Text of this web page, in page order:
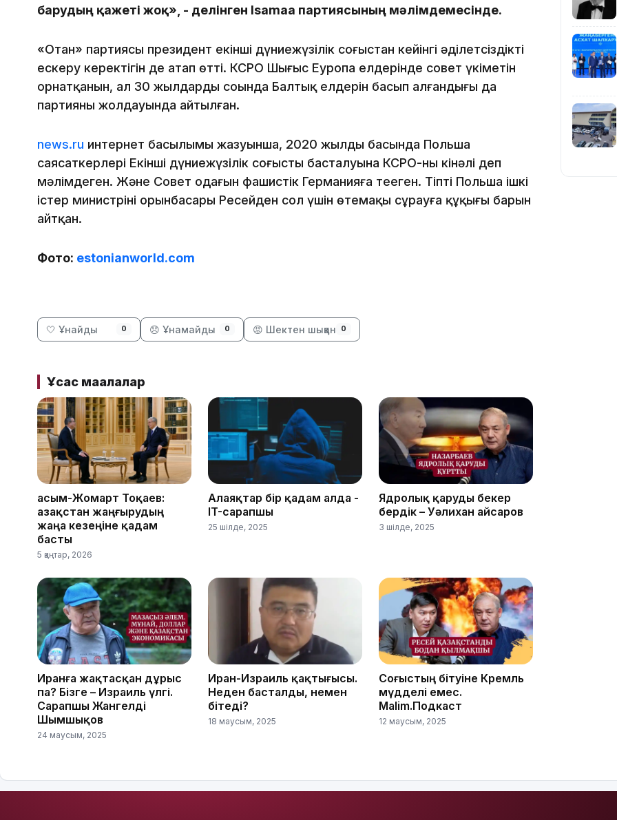
барудың қажеті жоқ», - делінген Isamaa партиясының мәлімдемесінде.
«Отан» партиясы президент екінші дүниежүзілік соғыстан кейінгі әділетсіздікті
ескеру керектігін де атап өтті. КСРО Шығыс Еуропа елдерінде совет үкіметін
орнатқанын, ал 30 жылдардың соңында Балтық елдерін басып алғандығы да
партияның жолдауында айтылған.
news.ru интернет басылымы жазуынша, 2020 жылдың басында Польша
саясаткерлері Екінші дүниежүзілік соғыстың басталуына КСРО-ны кінәлі деп
мәлімдеген. Және Совет одағын фашистік Германияға теңеген. Тіпті Польша ішкі
істер министрінің орынбасары Ресейден сол үшін өтемақы сұрауға құқығы барын
айтқан.
Фото: estonianworld.com
🤍 Ұнайды 0 😞 Ұнамайды 0 😡 Шектен шыққан 0
Ұқсас мақалалар
Қасым-Жомарт Тоқаев:
Қазақстан жаңғырудың
жаңа кезеңіне қадам
басты
5 қаңтар, 2026
Алаяқтар бір қадам алда -
IT-сарапшы
25 шілде, 2025
Ядролық қаруды бекер
бердік – Уәлихан Қайсаров
3 шілде, 2025
Иранға жақтасқан дұрыс
па? Бізге – Израиль үлгі.
Сарапшы Жангелді
Шымшықов
24 маусым, 2025
Иран-Израиль қақтығысы.
Неден басталды, немен
бітеді?
18 маусым, 2025
Соғыстың бітуіне Кремль
мүдделі емес.
Malim.Подкаст
12 маусым, 2025
18:45